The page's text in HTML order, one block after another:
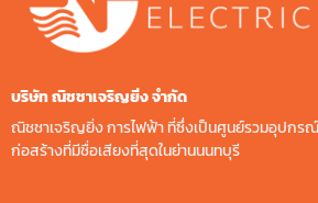
บริษัท ณิชชาเจริญยิ่ง จํากัด
ณิชชาเจริญยิ่ง การไฟฟ้า ที่ซึ่งเป็นศูนย์รวมอุปกรณ์
ก่อสร้างที่มีชื่อเสียงที่สุดในย่านนนทบุรี